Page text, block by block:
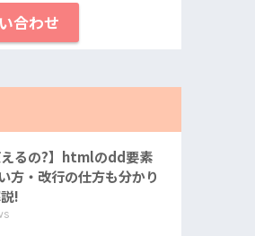
合わせ
えるの?】htmlのdd要素
方・改行の仕方も分かり
!